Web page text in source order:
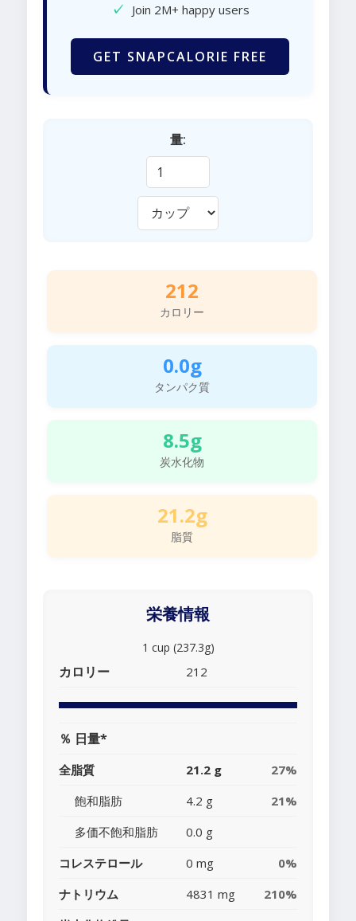
✓ Join 2M+ happy users
GET SNAPCALORIE FREE
量:
212
カロリー
0.0g
タンパク質
8.5g
炭水化物
21.2g
脂質
栄養情報
1 cup (237.3g)
カロリー 212
％ 日量*
全脂質 21.2 g
27%
飽和脂肪
4.2 g
21%
多価不飽和脂肪
0.0 g
コレステロール
0 mg
0%
ナトリウム
4831 mg
210%